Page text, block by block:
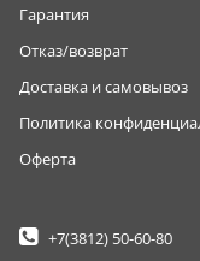
Гарантия
Отказ/возврат
Доставка и самовывоз
Политика
Оферта
+7(3812) 50-60-80